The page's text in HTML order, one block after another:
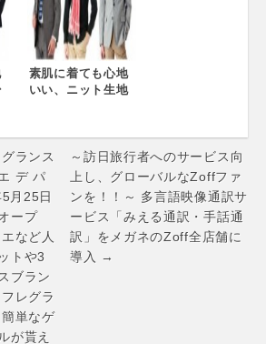
ト®レイン」が新
登場!!
素肌に着ても心地
いい、ニット生地
2013年モデル発売
開始～ クールマッ
クスにより、吸
汗・速乾性能UP ～
ランス
デ パ
月25日
ープ
など人
トや3
ブラン
レグラ
単なゲ
が貰え
～訪日旅行者へのサービス向
上し、グローバルなZoffファ
ンを！！～ 多言語映像通訳サ
ービス「みえる通訳・手話通
訳」をメガネのZoff全店舗に
導入 →